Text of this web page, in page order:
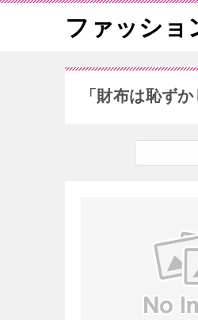
ファッショ
「財布は恥ず